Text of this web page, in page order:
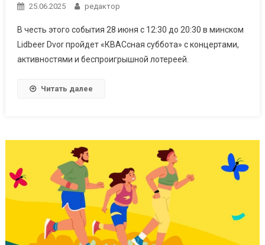
25.06.2025 редактор
В честь этого события 28 июня с 12:30 до 20:30 в минском
Lidbeer Dvor пройдет «КВАСсная суббота» с концертами,
активностями и беспроигрышной лотереей.
Читать далее